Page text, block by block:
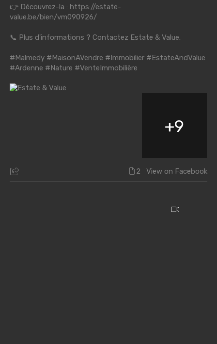
👉 Découvrez-la : https://estate-
value.be/bien/vm090926/
📞 Plus d'informations ? Contactez Estate & Value.
#Malmedy #MaisonAVendre #Immobilier #EstateAndValue
#Ardenne #Nature #VenteImmobilière
+9
2 View on Facebook